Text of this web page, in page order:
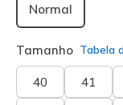
Normal
Tamanho Tabela
40 41